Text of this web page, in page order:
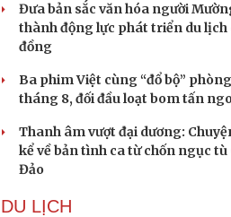
Đưa bản sắc văn hóa người
thành động lực phát triển du lịch
đồng
Ba phim Việt cùng “đổ bộ”
tháng 8, đối đầu loạt bom tấn
Thanh âm vượt đại dương:
kể về bản tình ca từ chốn ngục tù
Đảo
DU LỊCH